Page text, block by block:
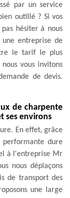
par un service
outillé ? Si vos
hésiter à nous
entreprise de
le tarif le plus
vous invitons
de devis.
de charpente
ses environs
En effet, grâce
dure
à l'entreprise Mr
nous déplaçons
de transport des
une large